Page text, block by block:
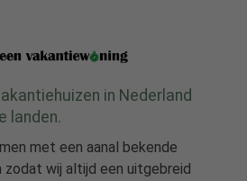
in Nederland
landen.
met een aanal bekende
zodat wij altijd een uitgebreid